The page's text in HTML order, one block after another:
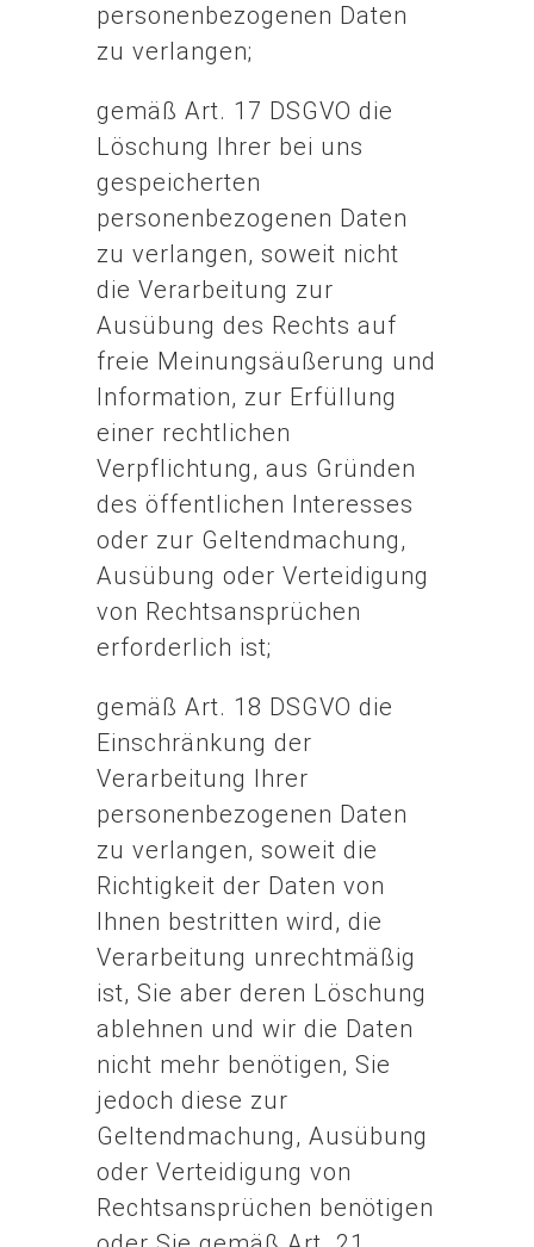
personenbezogenen Daten
zu verlangen;
gemäß Art. 17 DSGVO die
Löschung Ihrer bei uns
gespeicherten
personenbezogenen Daten
zu verlangen, soweit nicht
die Verarbeitung zur
Ausübung des Rechts auf
freie Meinungsäußerung und
Information, zur Erfüllung
einer rechtlichen
Verpflichtung, aus Gründen
des öffentlichen Interesses
oder zur Geltendmachung,
Ausübung oder Verteidigung
von Rechtsansprüchen
erforderlich ist;
gemäß Art. 18 DSGVO die
Einschränkung der
Verarbeitung Ihrer
personenbezogenen Daten
zu verlangen, soweit die
Richtigkeit der Daten von
Ihnen bestritten wird, die
Verarbeitung unrechtmäßig
ist, Sie aber deren Löschung
ablehnen und wir die Daten
nicht mehr benötigen, Sie
jedoch diese zur
Geltendmachung, Ausübung
oder Verteidigung von
Rechtsansprüchen benötigen